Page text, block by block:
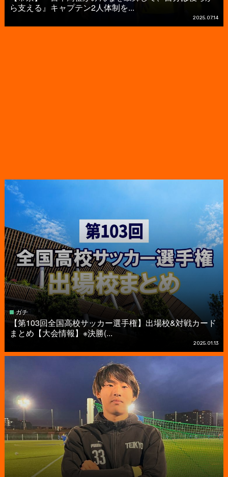
ら支える』キャプテン2人体制を...
2025.07.14
ガチ
【第103回全国高校サッカー選手権】出場校&対戦カード
まとめ【大会情報】※決勝(...
2025.01.13